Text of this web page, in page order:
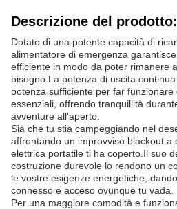
Descrizione del prodotto:
Dotato di una potente capacità di
alimentatore di emergenza
efficiente in modo da poter rimanere
bisogno.La potenza di uscita
potenza sufficiente per far
essenziali, offrendo tranquillità
avventure all'aperto.
Sia che tu stia campeggiando nel
affrontando un improvviso blackout a
elettrica portatile ti ha coperto.Il suo
costruzione durevole lo rendono un
le vostre esigenze energetiche,
connesso e acceso ovunque tu vada.
Per una maggiore comodità e